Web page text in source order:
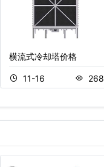
横流式冷却塔价格
11-16 268